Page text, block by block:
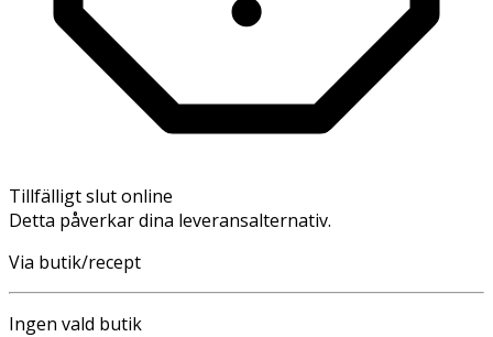
Tillfälligt slut online
Detta påverkar dina leveransalternativ.
Via butik/recept
Ingen vald butik